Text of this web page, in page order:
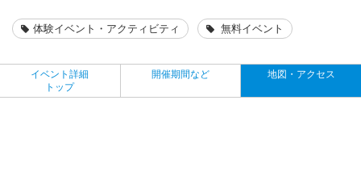
体験イベント・アクティビティ 無料イベント
イベント詳細
トップ
開催期間など 地図・アクセス